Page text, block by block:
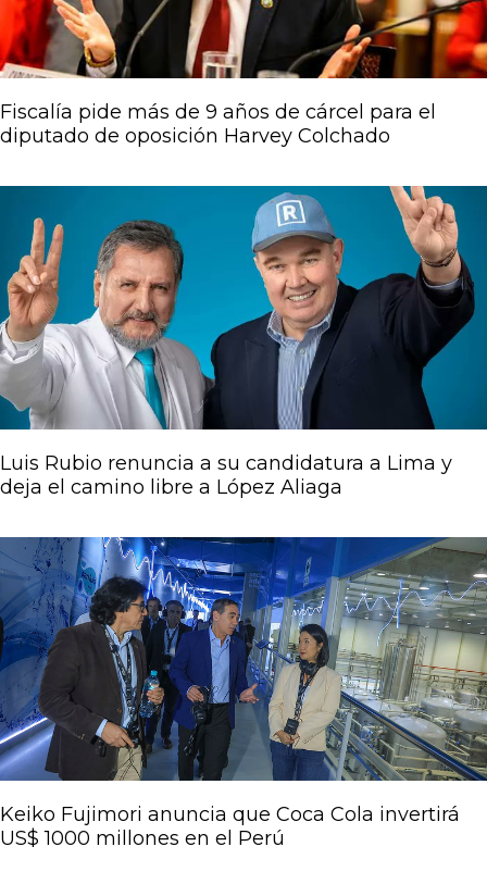
Fiscalía pide más de 9 años de cárcel para el
diputado de oposición Harvey Colchado
Luis Rubio renuncia a su candidatura a Lima y
deja el camino libre a López Aliaga
Keiko Fujimori anuncia que Coca Cola invertirá
US$ 1000 millones en el Perú